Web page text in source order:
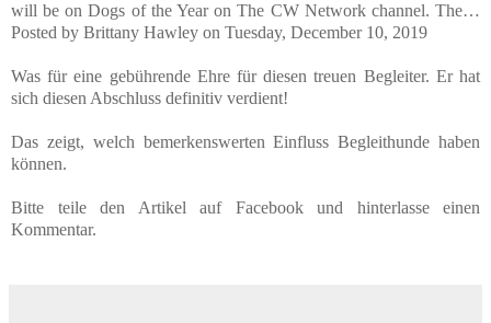
will be on Dogs of the Year on The CW Network channel. The…
Posted by Brittany Hawley on Tuesday, December 10, 2019
Was für eine gebührende Ehre für diesen treuen Begleiter. Er hat
sich diesen Abschluss definitiv verdient!
Das zeigt, welch bemerkenswerten Einfluss Begleithunde haben
können.
Bitte teile den Artikel auf Facebook und hinterlasse einen
Kommentar.